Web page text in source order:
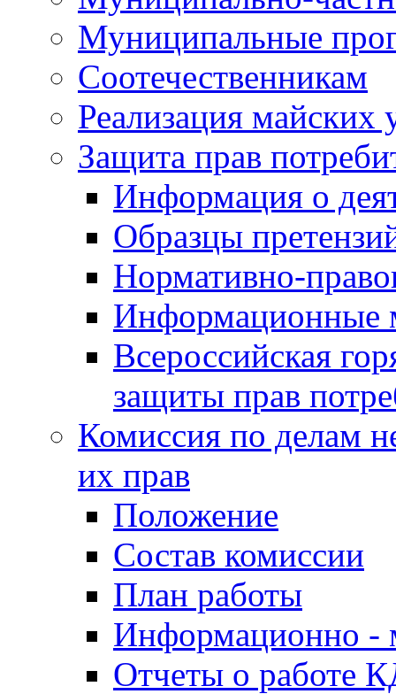
Муниципальные
Соотечественникам
Реализация майских
Защита прав
Информация о
Образцы
Нормативно-
Информационные
Всероссийская
защиты прав
Комиссия по делам
их прав
Положение
Состав комиссии
План работы
Информационно -
Отчеты о работе